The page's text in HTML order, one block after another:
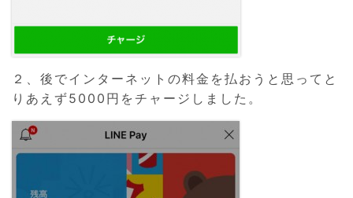
２、後でインターネットの料金を払おうと思ってと
りあえず5000円をチャージしました。